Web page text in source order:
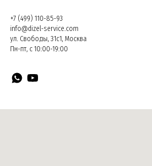
+7 (499) 110-85-93
info@dizel-service.com
ул. Свободы, 31с1, Москва
Пн-пт, с 10:00-19:00